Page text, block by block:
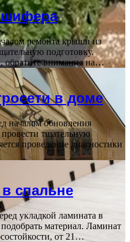
ремонта крыши из
подготовку.
обратите внимание на…
в доме
началом обновления
тщательную
проведение диагностики
спальне
укладкой ламината в
материал. Ламинат
от 21…